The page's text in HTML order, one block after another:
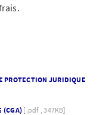
PROTECTION JURIDIQUE
(CGA) [.pdf , 347KB]